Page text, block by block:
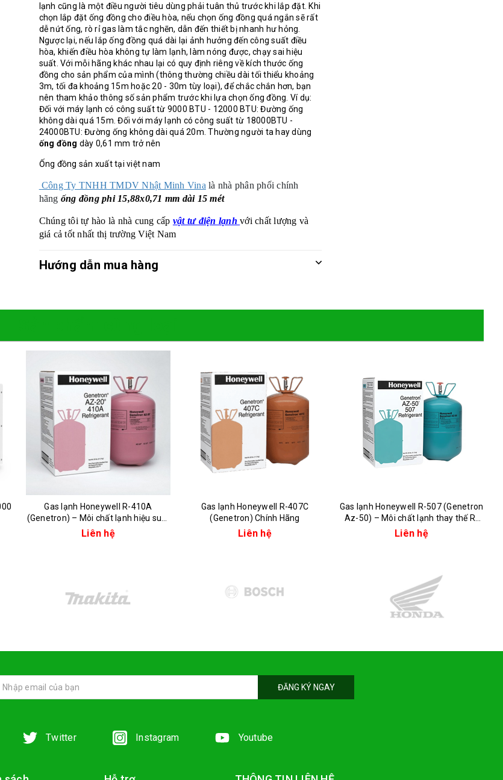
lạnh cũng là một điều người tiêu dùng phải tuân thủ trước khi lắp đặt. Khi
chọn lắp đặt ống đồng cho điều hòa, nếu chọn ống đồng quá ngắn sẽ rất
dễ nứt ống, rò rỉ gas làm tắc nghẽn, dẫn đến thiết bị nhanh hư hỏng.
Ngược lại, nếu lắp ống đồng quá dài lại ảnh hưởng đến công suất điều
hòa, khiến điều hòa không tự làm lạnh, làm nóng được, chạy sai hiệu
suất. Với mỗi hãng khác nhau lại có quy định riêng về kích thước ống
đồng cho sản phẩm của mình (thông thường chiều dài tối thiểu khoảng
3m, tối đa khoảng 15m hoặc 20 - 30m tùy loại), để chắc chắn hơn, bạn
nên tham khảo thông số sản phẩm trước khi lựa chọn ống đồng. Ví dụ:
Đối với máy lạnh có công suất từ 9000 BTU - 12000 BTU: Đường ống
không dài quá 15m. Đối với máy lạnh có công suất từ 18000BTU -
24000BTU: Đường ống không dài quá 20m. Thường người ta hay dùng
ống đồng dày 0,61 mm trở nên
Ống đồng sản xuất tại việt nam
Công Ty TNHH TMDV Nhật Minh Vina là nhà phân phối chính
hãng ống đồng phi 15,88x0,71 mm dài 15 mét
Chúng tôi tự hào là nhà cung cấp vật tư điện lạnhvới chất lượng và
giá cả tốt nhất thị trường Việt Nam
Hướng dẫn mua hàng
Gas lạnh Honeywell R-410A
(Genetron) – Môi chất lạnh hiệu suất
cao cho điều hòa hiện đại
Liên hệ
Gas lạnh Honeywell R-407C
(Genetron) Chính Hãng
Liên hệ
Gas lạnh Honeywell R-507 (Genetron
Az-50) – Môi chất lạnh thay thế R-
502 hiệu quả
Liên hệ
ĐĂNG KÝ NGAY
Twitter Instagram Youtube